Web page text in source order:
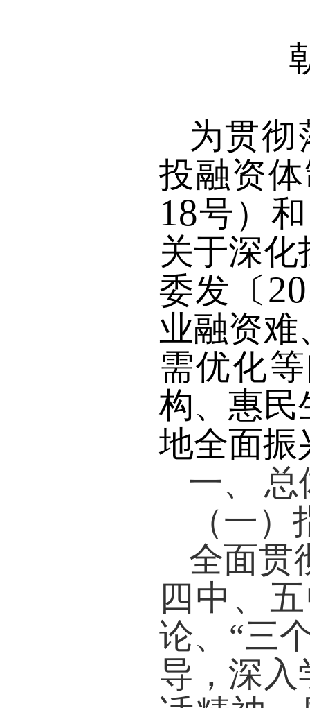
为贯
投融资
18号）
关于深
委发〔
业融资难
需优化
构、惠民
地全面振
一、
总
（一
全面贯
四中、
论、“三
导，深入